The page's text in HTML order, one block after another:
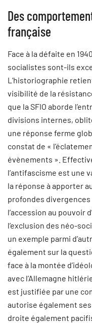
Des
française
Face à la défaite en
socialistes sont-ils
L’historiographie
visibilité de la
que la SFIO aborde
divisions internes,
une réponse ferme
constat de «
évènements ».
l’antifascisme est une
la réponse à apporter
profondes
l’accession au pouvoir
l’exclusion des néo-
un exemple parmi
également sur la
face à la montée
avec l’Allemagne
est justifiée par une
autorise également
droite également